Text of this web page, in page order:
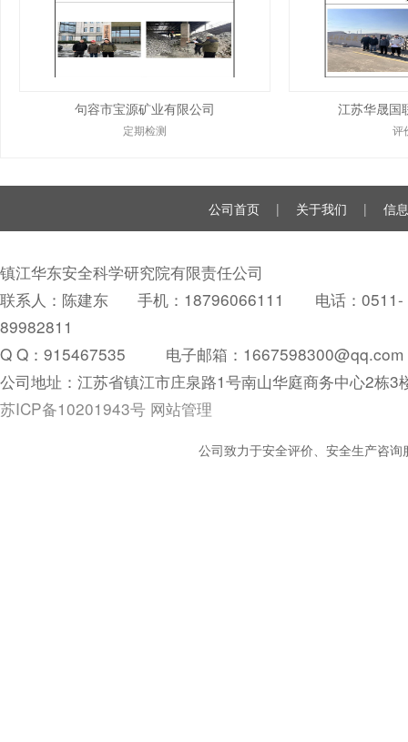
句容市宝源矿业有限公司
定期检测
江苏华晟国
评
公司首页 | 关于我们 | 信
镇江华东安全科学研究院有限责任公司
联系人：陈建东 手机：18796066111 电话：0511-
89982811
Q Q： 915467535 电子邮箱：1667598300@qq.com
公司地址：江苏省镇江市庄泉路1号南山华庭商务中心2栋3
苏ICP备10201943号 网站管理
公司致力于安全评价、安全生产咨